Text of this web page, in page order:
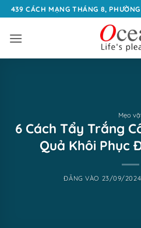
qua
nội
439 CÁCH MẠNG THÁNG 8,
Mẹo
6 Cách Tẩy Trắng
Quả Khôi Phục
ĐĂNG VÀO 23/09/2024